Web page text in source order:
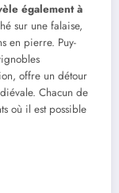
également à
sur une falaise,
en pierre. Puy-
offre un détour
Chacun de
où il est possible